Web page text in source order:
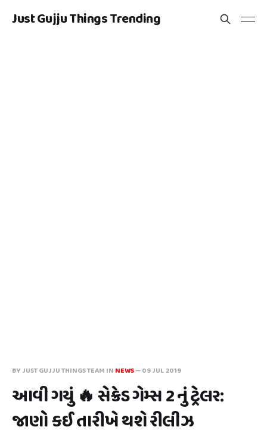
Just Gujju Things Trending
BY JUST GUJJU THINGS TEAM IN NEWS—09 JUL 2019
આવી ગયું 🔥 સેક્રેડ ગેમ્સ 2 નું ટ્રેલર:
જાણો કઈ તારીખે થશે રીલીઝ